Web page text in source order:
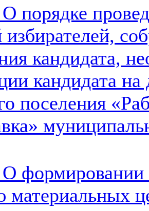
порядке
избирателей,
кандидата,
кандидата
поселения
формировании
материальных